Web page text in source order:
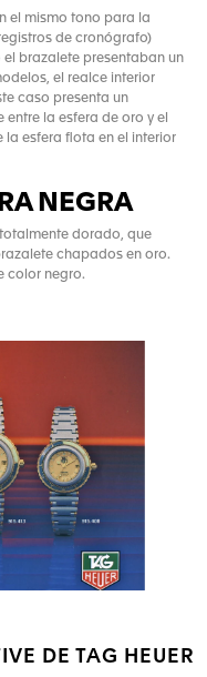
el mismo tono para la
de cronógrafo)
brazalete presentaban un
el realce interior
caso presenta un
la esfera de oro y el
la esfera flota en el interior
NEGRA
dorado, que
chapados en oro.
color negro.
DE TAG HEUER